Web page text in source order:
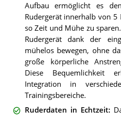
Aufbau ermöglicht es
Rudergerät innerhalb von
so Zeit und Mühe zu
Rudergerät dank der
mühelos bewegen, ohne
große körperliche
Diese Bequemlichkeit
Integration in
Trainingsbereiche.
Ruderdaten in Echtzeit: